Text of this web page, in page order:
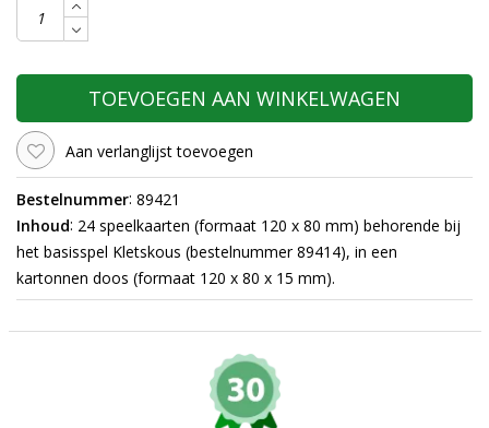
TOEVOEGEN AAN WINKELWAGEN
Aan verlanglijst toevoegen
Bestelnummer: 89421
Inhoud: 24 speelkaarten (formaat 120 x 80 mm) behorende bij
het basisspel Kletskous (bestelnummer 89414), in een
kartonnen doos (formaat 120 x 80 x 15 mm).